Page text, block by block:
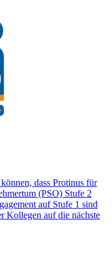
dass Protinus für
(PSO) Stufe 2
auf Stufe 1 sind
Kollegen auf die nächste